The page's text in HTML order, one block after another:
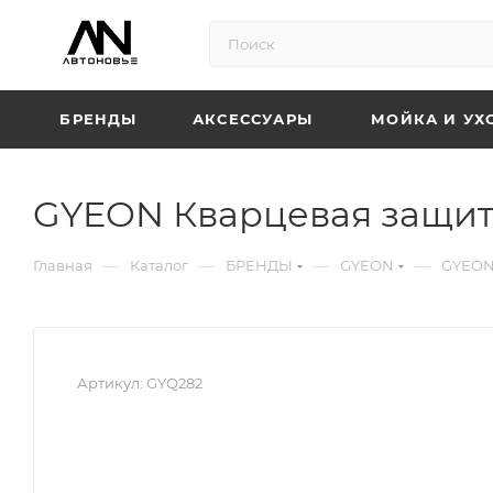
БРЕНДЫ АКСЕССУАРЫ МОЙКА И
GYEON Кварцевая
Главная — Каталог — БРЕНДЫ — GYEON —
Артикул: GYQ282